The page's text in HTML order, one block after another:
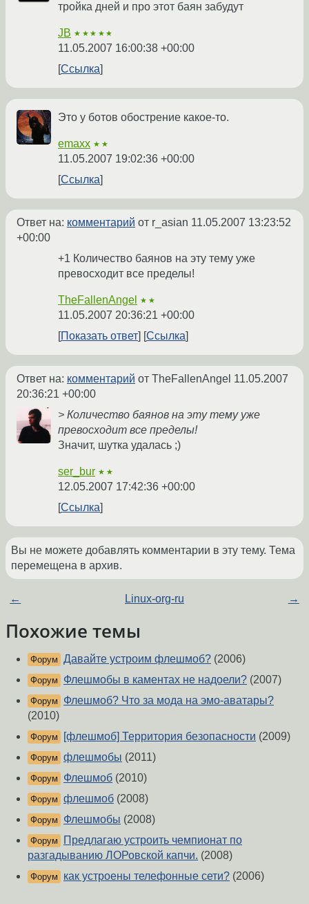
тройка дней и про этот баян забудут
JB ★★★★★
11.05.2007 16:00:38 +00:00
Ссылка
Это у ботов обострение какое-то.
emaxx ★★
11.05.2007 19:02:36 +00:00
Ссылка
Ответ на: комментарий от r_asian 11.05.2007 13:23:52
+00:00
+1 Количество баянов на эту тему уже
превосходит все пределы!
TheFallenAngel ★★
11.05.2007 20:36:21 +00:00
Показать ответ
Ссылка
Ответ на: комментарий от TheFallenAngel 11.05.2007
20:36:21 +00:00
> Количество баянов на эту тему уже
превосходит все пределы!
Значит, шутка удалась ;)
ser_bur ★★
12.05.2007 17:42:36 +00:00
Ссылка
Вы не можете добавлять комментарии в эту тему. Тема
перемещена в архив.
← Linux-org-ru →
Похожие темы
Форум Давайте устроим флешмоб? (2006)
Форум Флешмобы в каментах не надоели? (2007)
Форум
Флешмоб? Что за мода на эмо-аватары?
(2010)
Форум [флешмоб] Территория безопасности (2009)
Форум флешмобы (2011)
Форум Флешмоб (2010)
Форум флешмоб (2008)
Форум Флешмобы (2008)
Форум
Предлагаю устроить чемпионат по
разгадыванию ЛОРовской капчи. (2008)
Форум как устроены телефонные сети? (2006)